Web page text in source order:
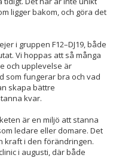
ligger bakom, och göra det
i gruppen F12–DJ19, både
Vi hoppas att så många
och upplevelse är
som fungerar bra och vad
skapa bättre
kvar.
är en miljö att stanna
ledare eller domare. Det
kraft i den förändringen.
i augusti, där både